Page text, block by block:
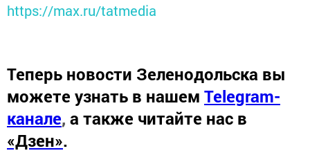
https://max.ru/tatmedia
Теперь новости Зеленодольска вы
можете узнать в нашем Telegram-
канале, а также читайте нас в
«Дзен».